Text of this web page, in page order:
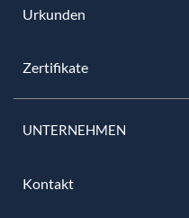
Urkunden
Zertifikate
UNTERNEHMEN
Kontakt